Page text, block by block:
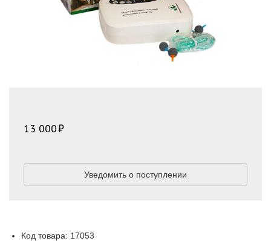
Код товара: 17053
13 000
Уведомить о поступлении